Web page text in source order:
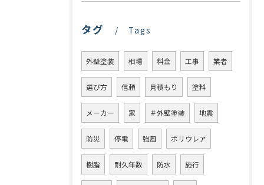
タグ Tags
外壁塗装 相場 料金 工事 業者
選び方 信頼 見積もり 塗料
メーカー 家 ＃外壁塗装 地震
防災 停電 強風 ポリウレア
樹脂 耐久年数 防水 施行